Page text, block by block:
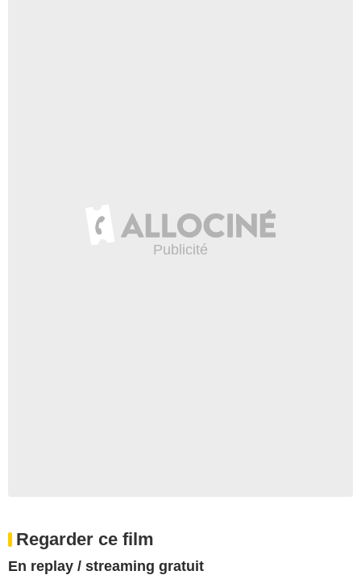
Regarder ce film
En replay / streaming gratuit